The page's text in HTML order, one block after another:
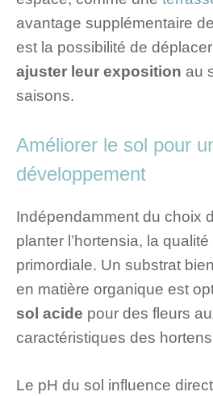
avantage supplémentaire
est la possibilité de
ajuster leur exposition au
saisons.
Améliorer le sol pour
développement
Indépendamment du choix
planter l’hortensia, la
primordiale. Un substrat
en matière organique est
sol acide pour des fleurs
caractéristiques des
Le pH du sol influence